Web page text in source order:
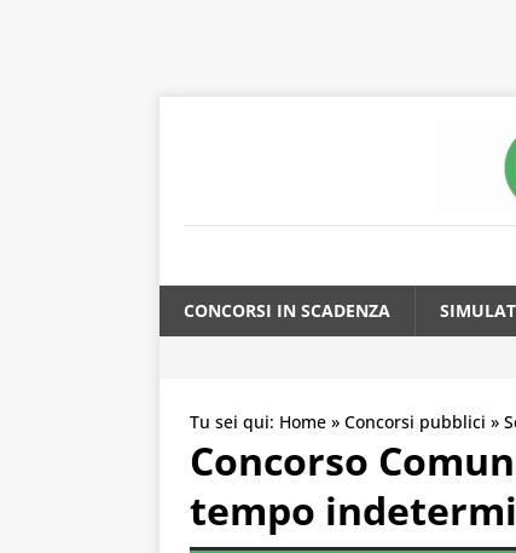
CONCORSI IN SCADENZA
Tu sei qui: Home » Concorsi pubblici »
Concorso
tempo